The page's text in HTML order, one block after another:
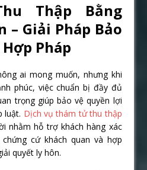
Thập Bằng
– Giải Pháp Bảo
Pháp
ai mong muốn, nhưng khi
phúc, việc chuẩn bị đầy đủ
trọng giúp bảo vệ quyền lợi
luật. Dịch vụ thám tử thu thập
nhằm hỗ trợ khách hàng xác
cứ khách quan và hợp
quyết ly hôn.